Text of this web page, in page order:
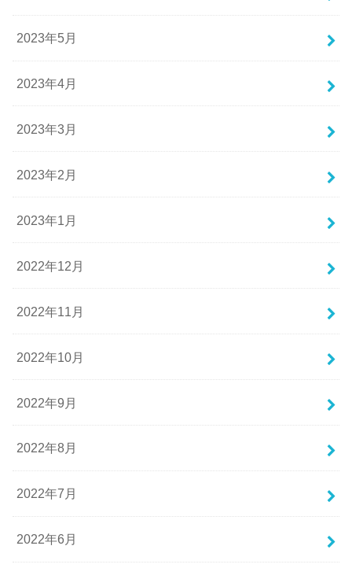
2023年5月
2023年4月
2023年3月
2023年2月
2023年1月
2022年12月
2022年11月
2022年10月
2022年9月
2022年8月
2022年7月
2022年6月